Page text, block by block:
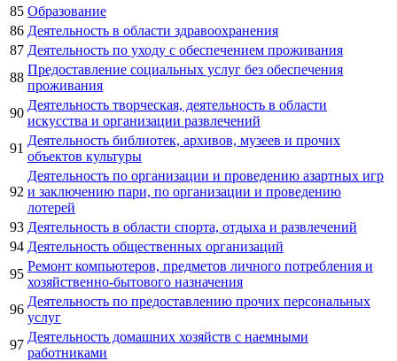
85 Образование
86 Деятельность в области здравоохранения
87 Деятельность по уходу с обеспечением проживания
88
Предоставление социальных услуг без обеспечения
проживания
90
Деятельность творческая, деятельность в области
искусства и организации развлечений
91
Деятельность библиотек, архивов, музеев и прочих
объектов культуры
92
Деятельность по организации и проведению азартных игр
и заключению пари, по организации и проведению
лотерей
93 Деятельность в области спорта, отдыха и развлечений
94 Деятельность общественных организаций
95
Ремонт компьютеров, предметов личного потребления и
хозяйственно-бытового назначения
96
Деятельность по предоставлению прочих персональных
услуг
97
Деятельность домашних хозяйств с наемными
работниками